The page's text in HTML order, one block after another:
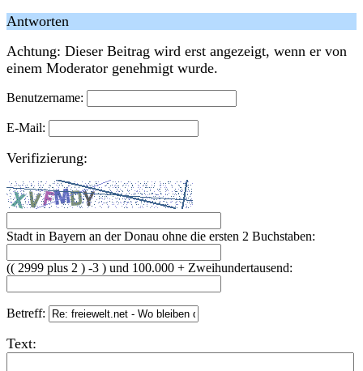
Antworten
Achtung: Dieser Beitrag wird erst angezeigt, wenn er von
einem Moderator genehmigt wurde.
Benutzername:
E-Mail:
Verifizierung:
Stadt in Bayern an der Donau ohne die ersten 2 Buchstaben:
(( 2999 plus 2 ) -3 ) und 100.000 + Zweihundertausend:
Betreff:
Text: